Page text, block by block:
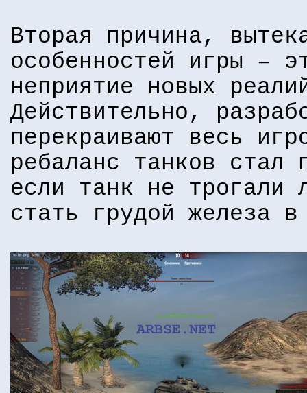
Вторая причина,
особенностей игры –
неприятие новых
Действительно,
перекраивают весь
ребаланс танков стал
если танк не трогали
стать грудой железа